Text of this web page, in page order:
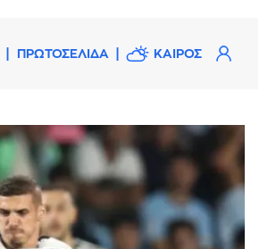
ΠΡΩΤΟΣΕΛΙΔΑ ΚΑΙΡΟΣ